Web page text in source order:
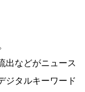
出などがニュース
ジタルキーワード